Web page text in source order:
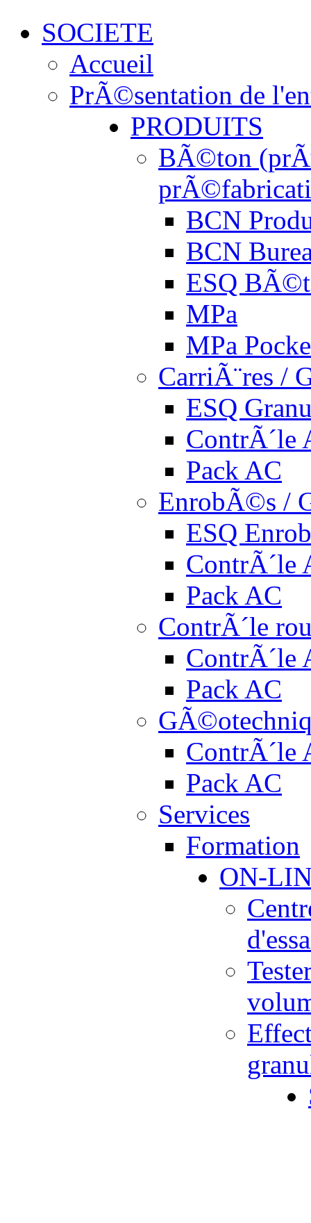
SOCIETE
Accueil
PrÃ©sentation de
PRODUITS
BÃ©ton
BCN
BCN
ESQ
MPa
MPa
CarriÃ¨res /
ESQ
ContrÃ´le
Pack AC
EnrobÃ©s /
ESQ
ContrÃ´le
Pack AC
ContrÃ´le
ContrÃ´le
Pack AC
ContrÃ´le
Pack AC
Services
Formation
ON-